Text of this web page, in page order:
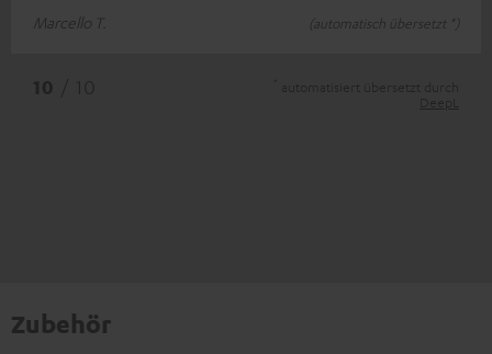
Marcello T.
(automatisch übersetzt *)
Zubehör